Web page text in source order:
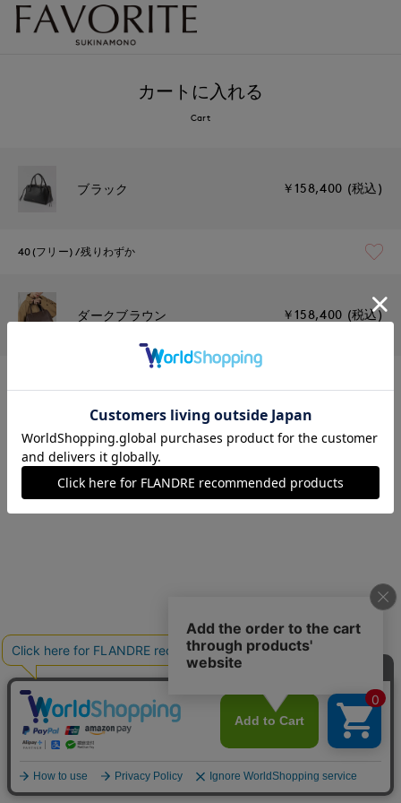
カートに入れる
Cart
ブラック ￥158,400 (税込)
40(フリー) 残りわずか
ダークブラウン ￥158,400 (税込)